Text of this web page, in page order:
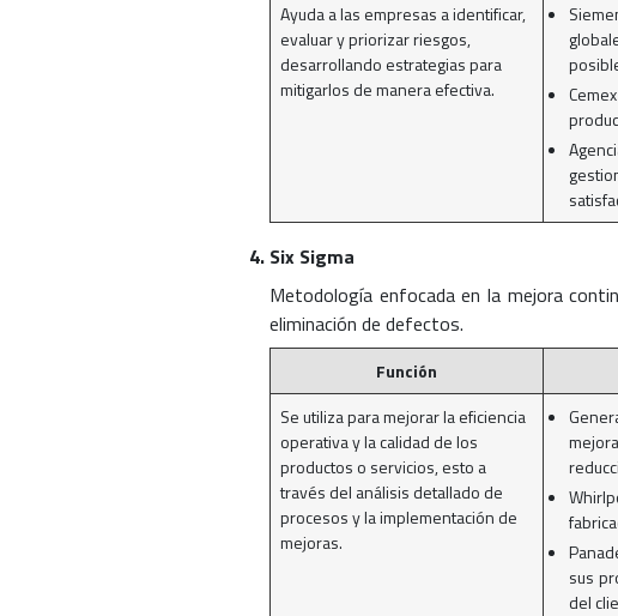
Ayuda a las empresas a identificar,
evaluar y priorizar riesgos,
desarrollando estrategias para
mitigarlos de manera efectiva.
Six Sigma
Metodología enfocada en la mejora
eliminación de defectos.
Función
Se utiliza para mejorar la eficiencia
operativa y la calidad de los
productos o servicios, esto a
través del análisis detallado de
procesos y la implementación de
mejoras.
sus
del